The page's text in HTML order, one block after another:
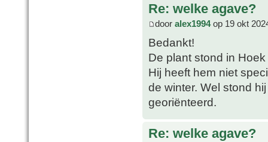
Re: welke agave?
door alex1994op 19 okt
Bedankt!
De plant stond in
Hij heeft hem niet
de winter. Wel stond
georiënteerd.
Re: welke agave?